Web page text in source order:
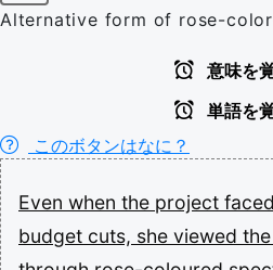
Alternative form of rose-
意味を
単語を
このボタンはなに？
Even when the project faced
budget cuts, she viewed the